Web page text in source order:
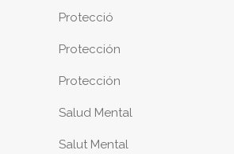
Protecció
Protección
Protección
Salud Mental
Salut Mental